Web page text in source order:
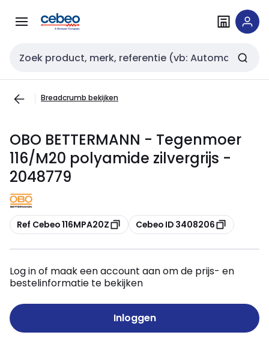
naar
naar
Zoekveld invoer
Breadcrumb bekijken
OBO BETTERMANN - Tegenmoer
116/M20 polyamide zilvergrijs -
2048779
Kopiëren
Ref Cebeo 116MPA20Z Kopiëren
Cebeo ID 3408206
Log in of maak een account aan om de prijs- en
bestelinformatie te bekijken
Inloggen